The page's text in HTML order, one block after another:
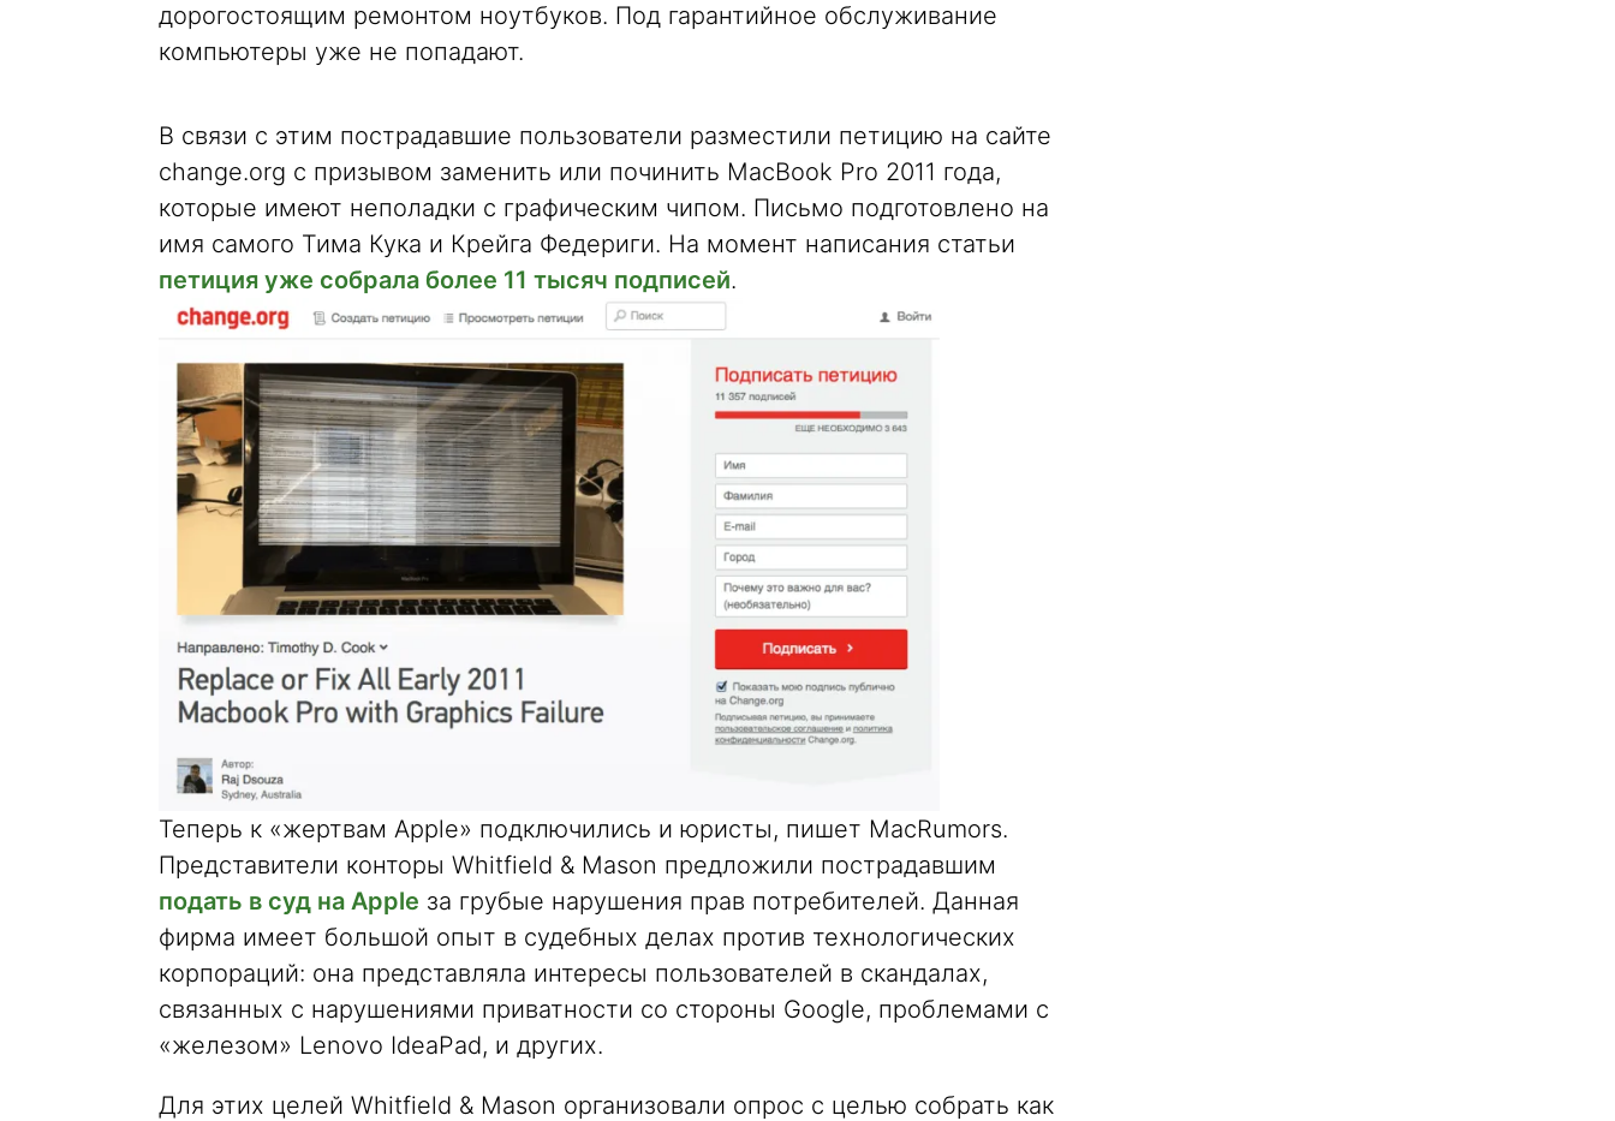
дорогостоящим ремонтом ноутбуков. Под гарантийное обслуживание
компьютеры уже не попадают.
В связи с этим пострадавшие пользователи разместили петицию на сайте
change.org с призывом заменить или починить MacBook Pro 2011 года,
которые имеют неполадки с графическим чипом. Письмо подготовлено на
имя самого Тима Кука и Крейга Федериги. На момент написания статьи
петиция уже собрала более 11 тысяч подписей.
Теперь к «жертвам Apple» подключились и юристы, пишет MacRumors.
Представители конторы Whitfield & Mason предложили пострадавшим
подать в суд на Apple за грубые нарушения прав потребителей. Данная
фирма имеет большой опыт в судебных делах против технологических
корпораций: она представляла интересы пользователей в скандалах,
связанных с нарушениями приватности со стороны Google, проблемами с
«железом» Lenovo IdeaPad, и других.
Для этих целей Whitfield & Mason организовали опрос с целью собрать как